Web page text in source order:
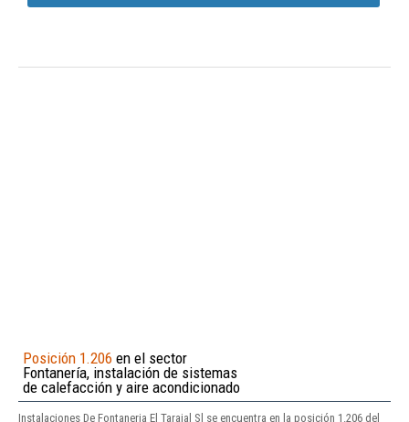
Posición 1.206 en el sector
Fontanería, instalación de sistemas
de calefacción y aire acondicionado
Instalaciones De Fontaneria El Tarajal Sl se encuentra en la posición 1.206 del